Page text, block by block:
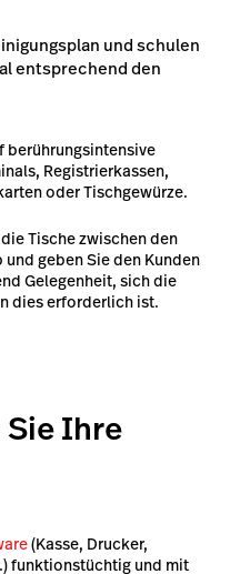
und schulen
entsprechend den
berührungsintensive
Registrierkassen,
oder Tischgewürze.
Tische zwischen den
geben Sie den Kunden
Gelegenheit, sich die
dies erforderlich ist.
Ihre
(Kasse, Drucker,
funktionstüchtig und mit